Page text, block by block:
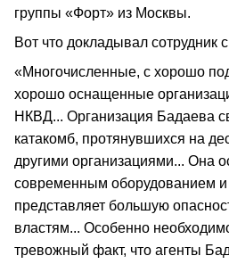
группы «Форт» из Москвы.
Вот что докладывал сотрудник
«Многочисленные, с хорошо
хорошо оснащенные
НКВД... Организация Бадаева
катакомб, протянувшихся на
другими организациями... Она
современным оборудованием
представляет большую
властям... Особенно
тревожный факт, что агенты